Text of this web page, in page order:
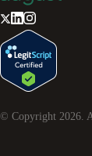
© Copyright 2026.